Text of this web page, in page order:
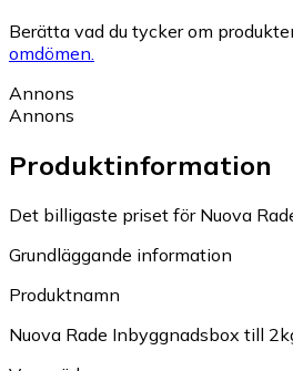
Berätta vad du tycker om
omdömen.
Annons
Annons
Produktinformation
Det billigaste priset för Nuova
Grundläggande information
Produktnamn
Nuova Rade Inbyggnadsbox till